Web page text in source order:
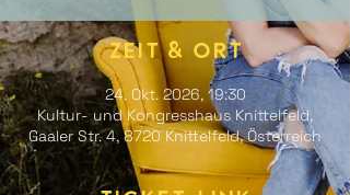
Zeit & Ort
24. Okt. 2026, 19:30
Kultur- und Kongresshaus Knittelfeld,
Gaaler Str. 4, 8720 Knittelfeld, Österreich